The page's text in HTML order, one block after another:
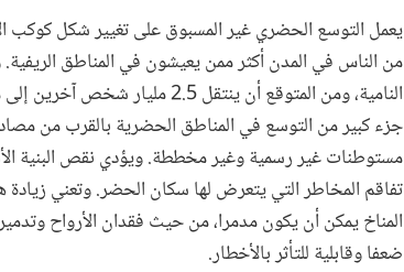
يعمل التوسع الحضري غير المسبوق على تغيير شكل كوكب
النامية، ومن المتوقع أن
جزء كبير من التوسع في المناطق الحضرية بالقرب من
مستوطنات غير رسمية وغير مخططة. ويؤدي نقص البنية
تفاقم المخاطر التي يتعرض لها سكان الحضر. وتعني زيادة
المناخ يمكن أن يكون مدمرا، من حيث فقدان الأرواح
ضعفا وقابلية للتأثر بالأخطار.